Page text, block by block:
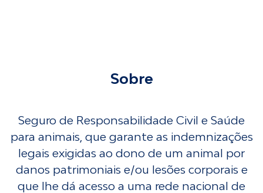
Sobre
Seguro de Responsabilidade Civil e Saúde
para animais, que garante as indemnizações
legais exigidas ao dono de um animal por
danos patrimoniais e/ou lesões corporais e
que lhe dá acesso a uma rede nacional de